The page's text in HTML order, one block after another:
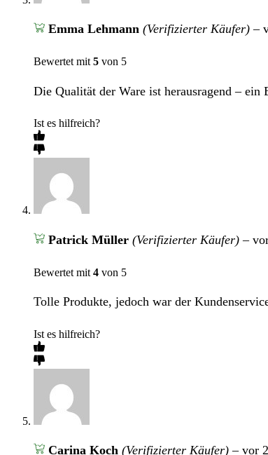
Emma Lehmann (Verifizierter Käufer) –
Bewertet mit 5 von 5
Die Qualität der Ware ist herausragend – ein
Ist es hilfreich?
Patrick Müller (Verifizierter Käufer) –
Bewertet mit 4 von 5
Tolle Produkte, jedoch war der
Ist es hilfreich?
Carina Koch (Verifizierter Käufer) – vor